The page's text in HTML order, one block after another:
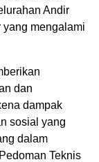
Andir
mengalami
dan
dampak
sosial yang
dalam
Teknis